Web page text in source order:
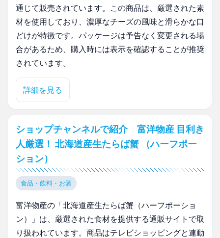
通じて販売されています。この商品は、厳選された素
材を使用しており、濃厚なチーズの風味と滑らかな口
どけが特徴です。パッケージは予告なく変更される場
合があるため、購入時には表示を確認することが推奨
されています。
詳細を見る
ショップチャンネルで紹介 富洋物産 目利き
人厳選！ 北海道産生たらば蟹 （ハーフポー
ション）
食品・飲料・お酒
富洋物産の「北海道産生たらば蟹（ハーフポーショ
ン）」は、厳選された食材を提供する通販サイトで取
り扱われています。商品はテレビショッピングと連動